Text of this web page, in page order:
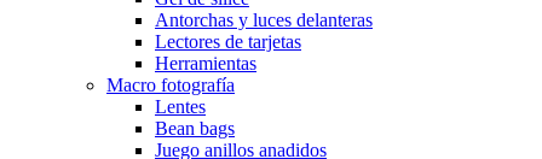
Antorchas y luces delanteras
Lectores de tarjetas
Herramientas
Macro fotografía
Lentes
Bean bags
Juego anillos anadidos